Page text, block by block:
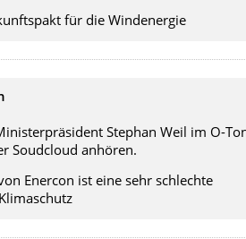
für die Windenergie
Stephan Weil im O-
Soudcloud anhören.
Enercon ist eine sehr schlechte